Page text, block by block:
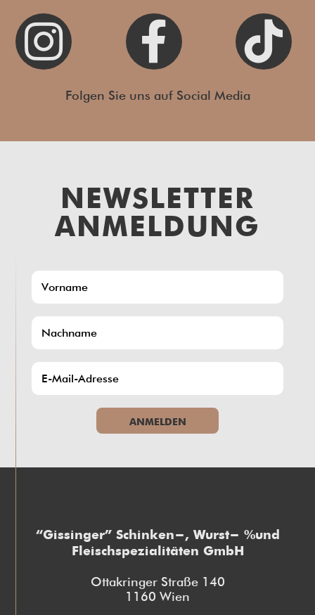
  
Folgen Sie uns auf Social Media
NEWSLETTER
ANMELDUNG
ANMELDEN
“Gissinger” Schinken-, Wurst- und
Fleischspezialitäten GmbH
Ottakringer Straße 140
1160 Wien